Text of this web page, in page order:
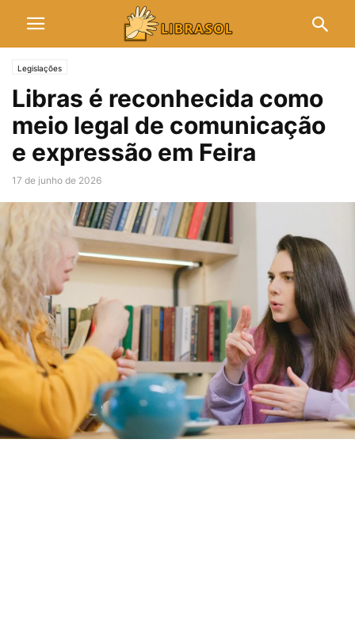
Legislações
Libras é reconhecida como
meio legal de comunicação
e expressão em Feira
17 de junho de 2026